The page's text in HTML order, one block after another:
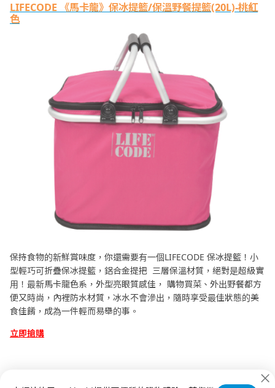
LIFECODE 《馬卡龍》保冰提籃/保溫野餐提籃(20L)-桃紅
色
保持食物的新鮮賞味度，你還需要有一個LIFECODE 保冰提籃！小
型輕巧可折疊保冰提籃，鋁合金提把 三層保溫材質，絕對是超級實
用！最新馬卡龍色系，外型亮眼質感佳， 購物買菜、外出野餐都方
便又時尚，內裡防水材質，冰水不會滲出，隨時享受最佳狀態的美
食佳餚，成為一件輕而易舉的事。
立即搶購